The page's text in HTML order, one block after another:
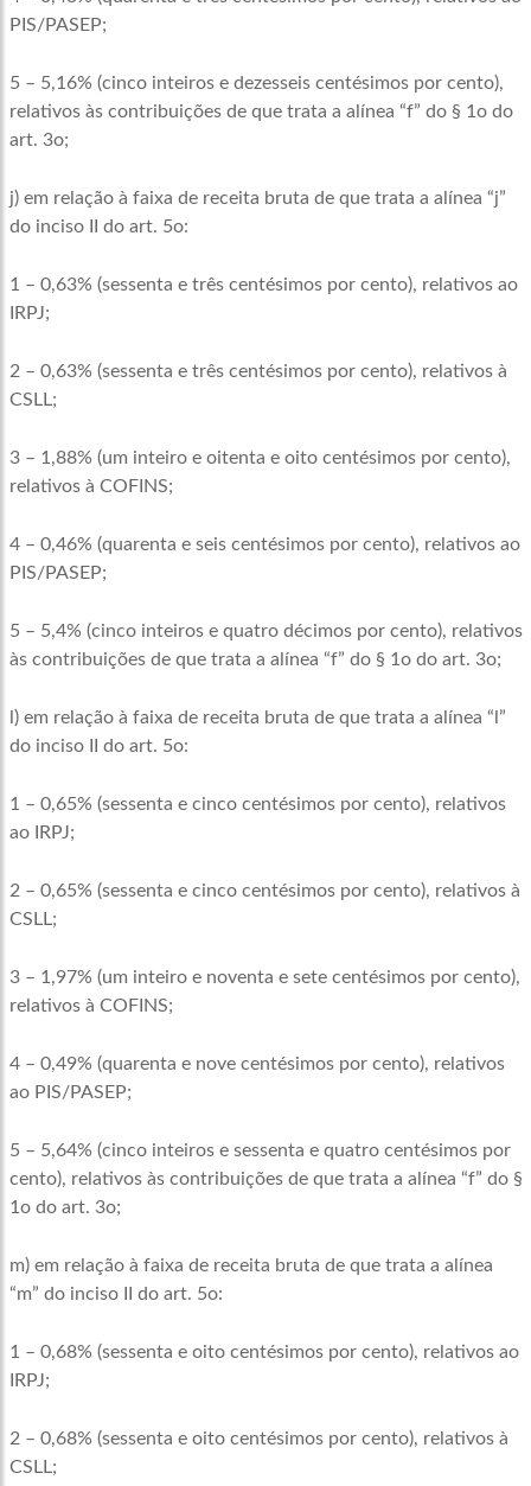
PIS/PASEP;
5 – 5,16% (cinco inteiros e dezesseis centésimos por cento),
relativos às contribuições de que trata a alínea “f” do § 1o do
art. 3o;
j) em relação à faixa de receita bruta de que trata a alínea “j”
do inciso II do art. 5o:
1 – 0,63% (sessenta e três centésimos por cento), relativos ao
IRPJ;
2 – 0,63% (sessenta e três centésimos por cento), relativos à
CSLL;
3 – 1,88% (um inteiro e oitenta e oito centésimos por cento),
relativos à COFINS;
4 – 0,46% (quarenta e seis centésimos por cento), relativos ao
PIS/PASEP;
5 – 5,4% (cinco inteiros e quatro décimos por cento), relativos
às contribuições de que trata a alínea “f” do § 1o do art. 3o;
l) em relação à faixa de receita bruta de que trata a alínea “l”
do inciso II do art. 5o:
1 – 0,65% (sessenta e cinco centésimos por cento), relativos
ao IRPJ;
2 – 0,65% (sessenta e cinco centésimos por cento), relativos à
CSLL;
3 – 1,97% (um inteiro e noventa e sete centésimos por cento),
relativos à COFINS;
4 – 0,49% (quarenta e nove centésimos por cento), relativos
ao PIS/PASEP;
5 – 5,64% (cinco inteiros e sessenta e quatro centésimos por
cento), relativos às contribuições de que trata a alínea “f” do §
1o do art. 3o;
m) em relação à faixa de receita bruta de que trata a alínea
“m” do inciso II do art. 5o:
1 – 0,68% (sessenta e oito centésimos por cento), relativos ao
IRPJ;
2 – 0,68% (sessenta e oito centésimos por cento), relativos à
CSLL;